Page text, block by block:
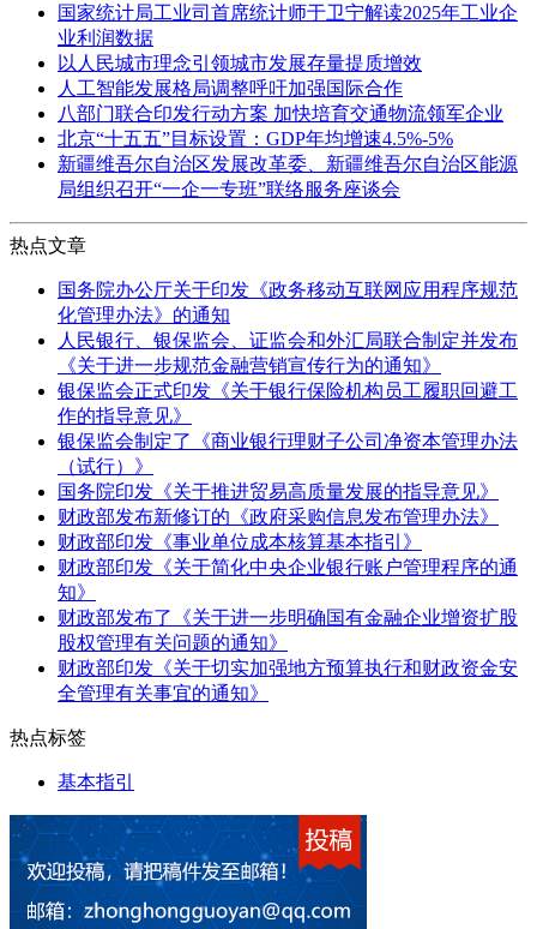
国家统计局工业司首席统计师于卫宁解读2025年工业企
业利润数据
以人民城市理念引领城市发展存量提质增效
人工智能发展格局调整呼吁加强国际合作
八部门联合印发行动方案 加快培育交通物流领军企业
北京“十五五”目标设置：GDP年均增速4.5%-5%
新疆维吾尔自治区发展改革委、新疆维吾尔自治区能源
局组织召开“一企一专班”联络服务座谈会
热点文章
国务院办公厅关于印发《政务移动互联网应用程序规范
化管理办法》的通知
人民银行、银保监会、证监会和外汇局联合制定并发布
《关于进一步规范金融营销宣传行为的通知》
银保监会正式印发《关于银行保险机构员工履职回避工
作的指导意见》
银保监会制定了《商业银行理财子公司净资本管理办法
（试行）》
国务院印发《关于推进贸易高质量发展的指导意见》
财政部发布新修订的《政府采购信息发布管理办法》
财政部印发《事业单位成本核算基本指引》
财政部印发《关于简化中央企业银行账户管理程序的通
知》
财政部发布了《关于进一步明确国有金融企业增资扩股
股权管理有关问题的通知》
财政部印发《关于切实加强地方预算执行和财政资金安
全管理有关事宜的通知》
热点标签
基本指引